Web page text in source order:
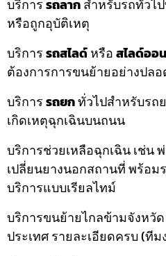
บริการรถลากสำหรับรถทั่วไ
หรือถูกอุบัติเหตุ
บริการรถสไลด์หรือสไลด์ออน
ต้องการการขนย้ายอย่างปล
บริการรถยกทั่วไปสำหรับรถ
เกิดเหตุฉุกเฉินบนถนน
บริการช่วยเหลือฉุกเฉิน เช่น
เปลี่ยนยางนอกสถานที่ พร้อม
บริการแบบเรียลไทม์
บริการขนย้ายไกลข้ามจังหวั
ประเทศ รายละเอียดครบ (ที